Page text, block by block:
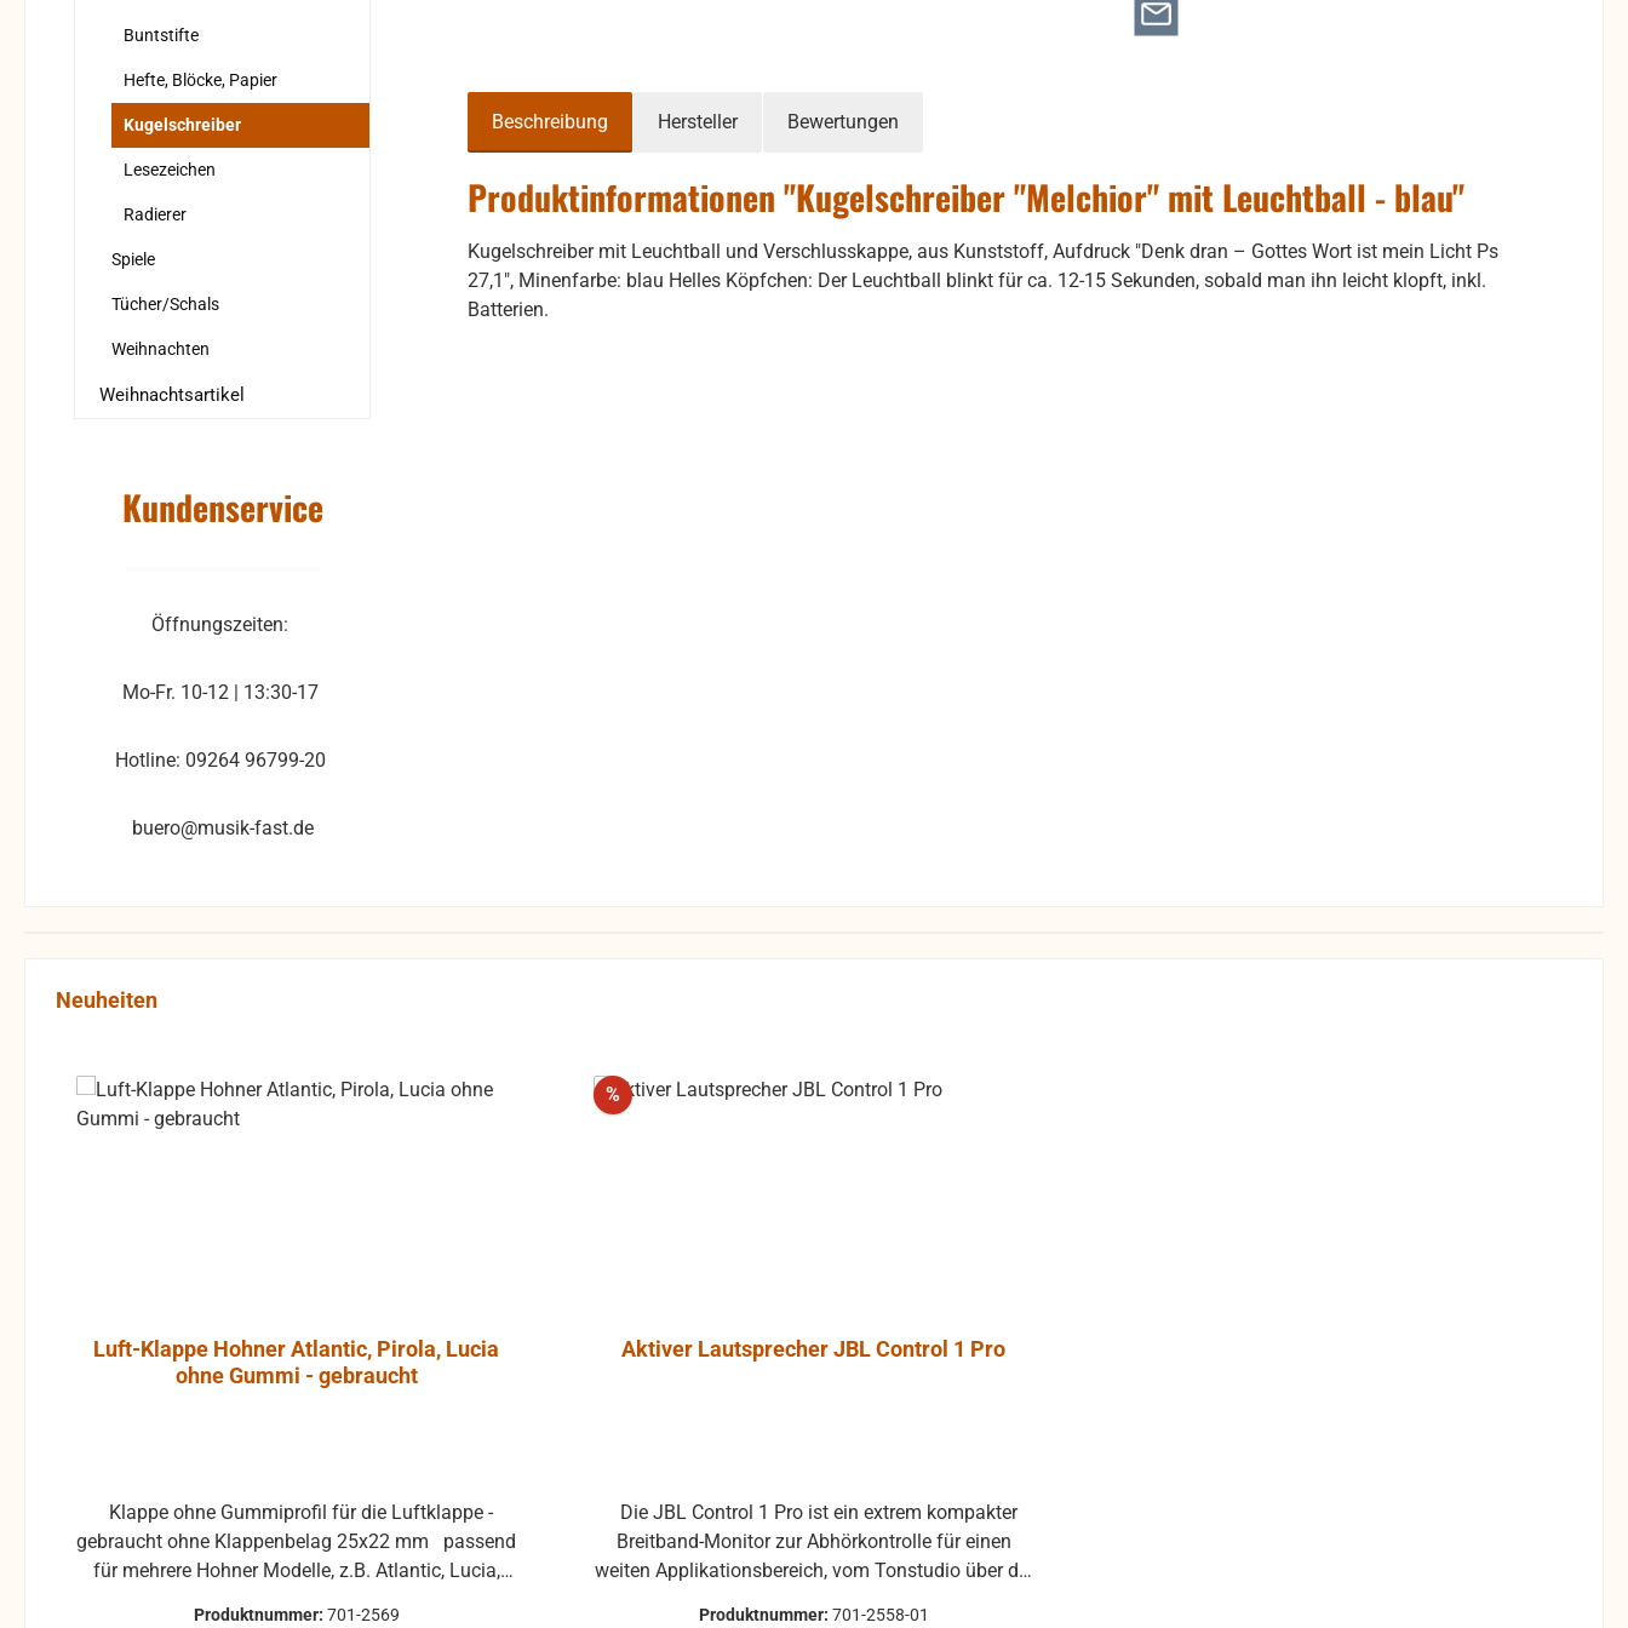
Buntstifte
Hefte, Blöcke, Papier
Kugelschreiber
Lesezeichen
Radierer
Spiele
Tücher/Schals
Weihnachten
Weihnachtsartikel
Kundenservice
Öffnungszeiten:
Mo-Fr. 10-12 | 13:30-17
Hotline: 09264 96799-20
buero@musik-fast.de
Beschreibung Hersteller Bewertungen
Produktinformationen "Kugelschreiber "Melchior" mit Leuchtball - blau"
Kugelschreiber mit Leuchtball und Verschlusskappe, aus Kunststoff, Aufdruck "Denk dran – Gottes Wort ist mein Licht Ps
27,1", Minenfarbe: blau Helles Köpfchen: Der Leuchtball blinkt für ca. 12-15 Sekunden, sobald man ihn leicht klopft, inkl.
Batterien.
Produktgalerie überspringen
Neuheiten
Luft-Klappe Hohner Atlantic, Pirola, Lucia
ohne Gummi - gebraucht
gebraucht ohne Klappenbelag 25x22 mm passend
für mehrere Hohner Modelle, z.B. Atlantic, Lucia,
Produktnummer: 701-2569
%Rabatt
Aktiver Lautsprecher JBL Control 1 Pro
Breitband-Monitor zur Abhörkontrolle für einen
weiten Applikationsbereich, vom Tonstudio über die
Produktnummer: 701-2558-01